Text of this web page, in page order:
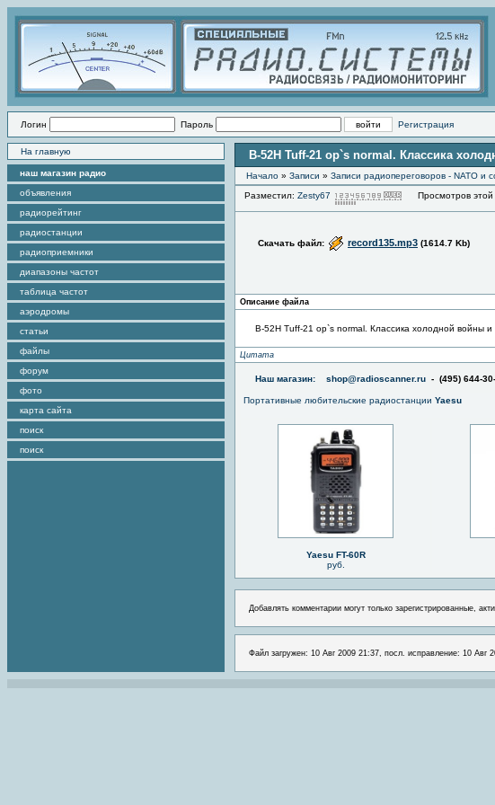
Логин Пароль Регистрация
На главную
наш магазин радио
объявления
радиорейтинг
радиостанции
радиоприемники
диапазоны частот
таблица частот
аэродромы
статьи
файлы
форум
фото
карта сайта
поиск
поиск
B-52H Tuff-21 op`s normal. Классика
Начало » Записи » Записи радиопереговоров - NATO и
Разместил: Zesty67 Просмотров этой
Скачать файл: record135.mp3 (1614.7 Kb)
Описание файла
B-52H Tuff-21 op`s normal. Классика холодной войны и
Цитата
Наш магазин: shop@radioscanner.ru - (495) 644-
Портативные любительские радиостанции Yaesu
Yaesu FT-60R
руб.
Добавлять комментарии могут только зарегистрированные,
Файл загружен: 10 Авг 2009 21:37, посл. исправление: 10 Авг